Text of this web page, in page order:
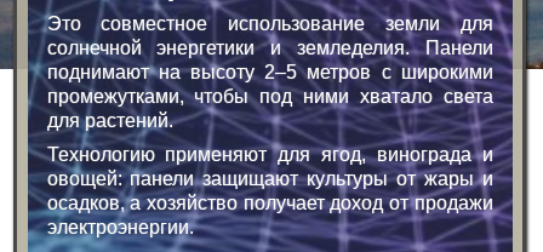
Это совместное использование земли для
солнечной энергетики и земледелия. Панели
поднимают на высоту 2–5 метров с широкими
промежутками, чтобы под ними хватало света
для растений.
Технологию применяют для ягод, винограда и
овощей: панели защищают культуры от жары и
осадков, а хозяйство получает доход от продажи
электроэнергии.